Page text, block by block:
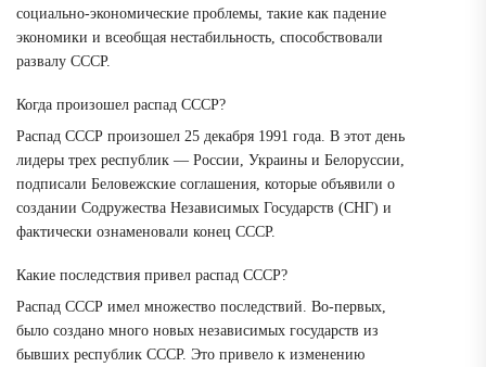
социально-экономические проблемы, такие как падение
экономики и всеобщая нестабильность, способствовали
развалу СССР.
Когда произошел распад СССР?
Распад СССР произошел 25 декабря 1991 года. В этот день
лидеры трех республик — России, Украины и Белоруссии,
подписали Беловежские соглашения, которые объявили о
создании Содружества Независимых Государств (СНГ) и
фактически ознаменовали конец СССР.
Какие последствия привел распад СССР?
Распад СССР имел множество последствий. Во-первых,
было создано много новых независимых государств из
бывших республик СССР. Это привело к изменению